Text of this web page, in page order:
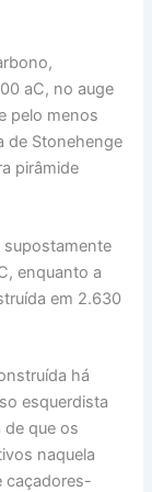
aC, no auge
pelo menos
de Stonehenge
pirâmide
supostamente
enquanto a
em 2.630
há
esquerdista
que os
naquela
caçadores-